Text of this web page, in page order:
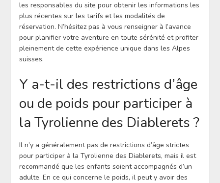
les responsables du site pour obtenir les informations les
plus récentes sur les tarifs et les modalités de
réservation. N’hésitez pas à vous renseigner à l’avance
pour planifier votre aventure en toute sérénité et profiter
pleinement de cette expérience unique dans les Alpes
suisses.
Y a-t-il des restrictions d’âge
ou de poids pour participer à
la Tyrolienne des Diablerets ?
Il n’y a généralement pas de restrictions d’âge strictes
pour participer à la Tyrolienne des Diablerets, mais il est
recommandé que les enfants soient accompagnés d’un
adulte. En ce qui concerne le poids, il peut y avoir des